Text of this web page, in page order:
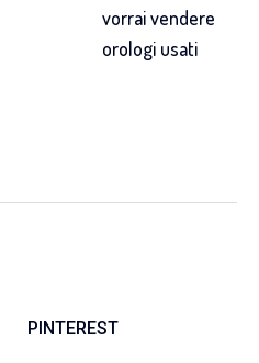
vorrai vendere
orologi usati
PINTEREST